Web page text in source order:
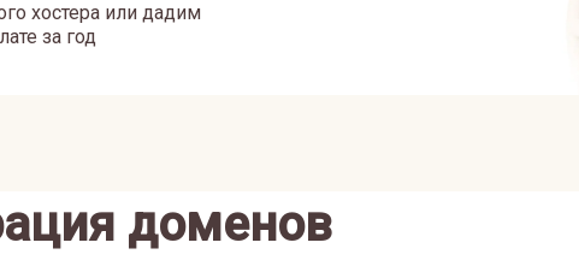
хостера или дадим
за год
доменов